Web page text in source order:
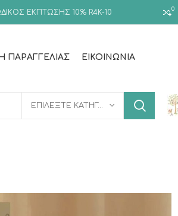
ΕΚΠΤΩΣΗΣ 10% R4K-10 0
ΠΑΡΑΓΓΕΛΊΑΣ ΕΙΚΟΙΝΩΝΊΑ
ΕΠΙΛΈΞΤΕ ΚΑΤΗΓΟΡΊΑ